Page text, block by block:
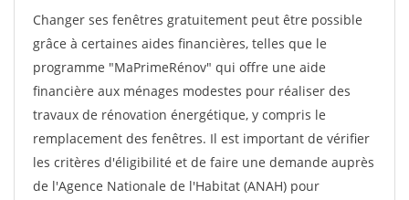
Changer ses fenêtres gratuitement peut être possible
grâce à certaines aides financières, telles que le
programme "MaPrimeRénov" qui offre une aide
financière aux ménages modestes pour réaliser des
travaux de rénovation énergétique, y compris le
remplacement des fenêtres. Il est important de vérifier
les critères d'éligibilité et de faire une demande auprès
de l'Agence Nationale de l'Habitat (ANAH) pour